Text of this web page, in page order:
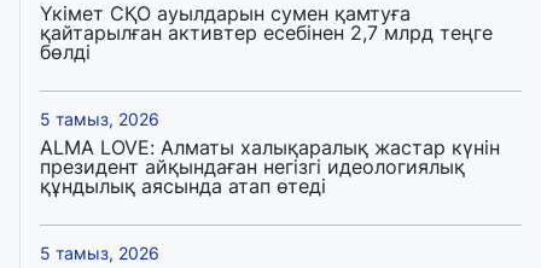
Үкімет СҚО ауылдарын сумен қамтуға
қайтарылған активтер есебінен 2,7 млрд теңге
бөлді
5 тамыз, 2026
ALMA LOVE: Алматы халықаралық жастар күнін
президент айқындаған негізгі идеологиялық
құндылық аясында атап өтеді
5 тамыз, 2026